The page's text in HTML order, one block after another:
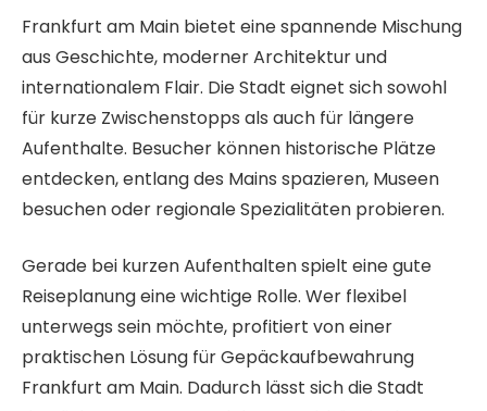
Frankfurt am Main bietet eine spannende Mischung
aus Geschichte, moderner Architektur und
internationalem Flair. Die Stadt eignet sich sowohl
für kurze Zwischenstopps als auch für längere
Aufenthalte. Besucher können historische Plätze
entdecken, entlang des Mains spazieren, Museen
besuchen oder regionale Spezialitäten probieren.
Gerade bei kurzen Aufenthalten spielt eine gute
Reiseplanung eine wichtige Rolle. Wer flexibel
unterwegs sein möchte, profitiert von einer
praktischen Lösung für Gepäckaufbewahrung
Frankfurt am Main. Dadurch lässt sich die Stadt